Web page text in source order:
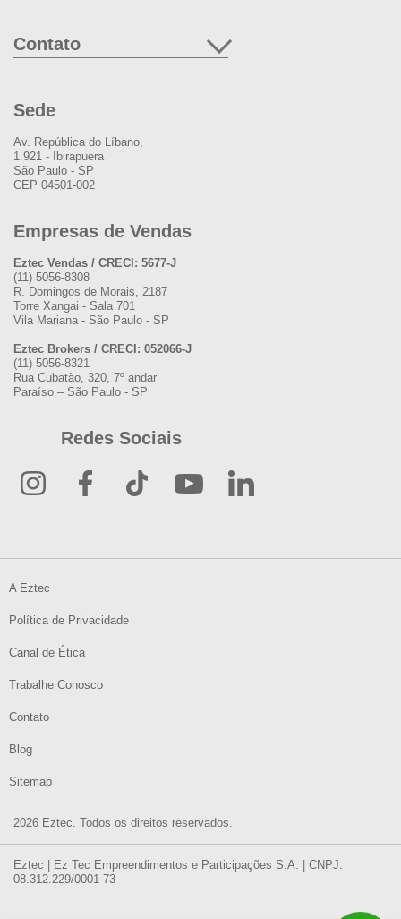
Contato
Sede
Av. República do Líbano,
1.921 - Ibirapuera
São Paulo - SP
CEP 04501-002
Empresas de Vendas
Eztec Vendas / CRECI: 5677-J
(11) 5056-8308
R. Domingos de Morais, 2187
Torre Xangai - Sala 701
Vila Mariana - São Paulo - SP
Eztec Brokers / CRECI: 052066-J
(11) 5056-8321
Rua Cubatão, 320, 7º andar
Paraíso – São Paulo - SP
Redes Sociais
2026 Eztec. Todos os direitos reservados.
A Eztec
Política de Privacidade
Canal de Ética
Trabalhe Conosco
Contato
Blog
Sitemap
Eztec | Ez Tec Empreendimentos e Participações S.A. | CNPJ:
08.312.229/0001-73